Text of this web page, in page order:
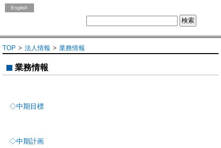
English
TOP 法人情報 業務情報
業務情報
◇中期目標
◇中期計画